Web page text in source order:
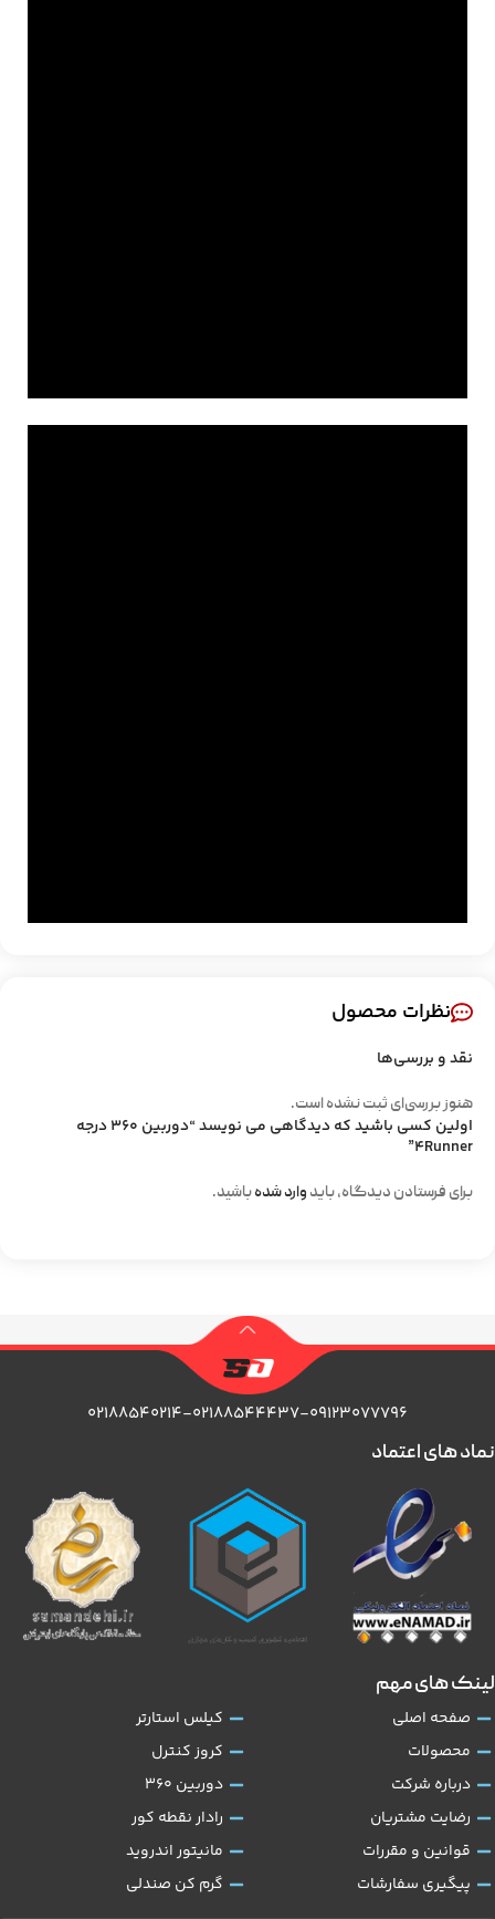
نظرات محصول
نقد و بررسی‌ها
هنوز بررسی‌ای ثبت نشده است.
اولین کسی باشید که دیدگاهی می نویسد “دوربین 360 درجه
4Runner”
برای فرستادن دیدگاه، باید وارد شدهباشید.
۰۲۱۸۸۵۴۰۲۱۴-۰۲۱۸۸۵۴۴۴۳۷-۰۹۱۲۳۰۷۷۷۹۶
لینک های مهم
صفحه اصلی
محصولات
درباره شرکت
رضایت مشتریان
قوانین و مقررات
پیگیری سفارشات
کیلس استارتر
کروز کنترل
دوربین 360
رادار نقطه کور
مانیتور اندروید
گرم کن صندلی
نماد های اعتماد